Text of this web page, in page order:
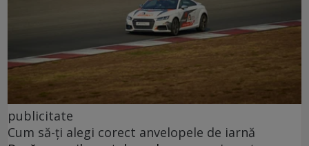
publicitate
Cum să-ți alegi corect anvelopele de iarnă